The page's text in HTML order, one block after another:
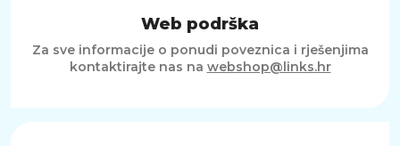
Web podrška
Za sve informacije o ponudi poveznica i rješenjima
kontaktirajte nas na webshop@links.hr